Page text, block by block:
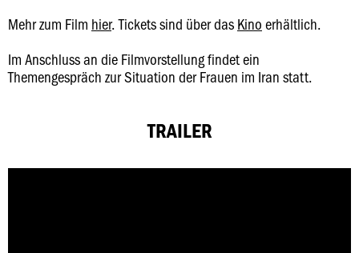
Mehr zum Film hier. Tickets sind über das Kino erhältlich.
Im Anschluss an die Filmvorstellung findet ein
Themengespräch zur Situation der Frauen im Iran statt.
TRAILER